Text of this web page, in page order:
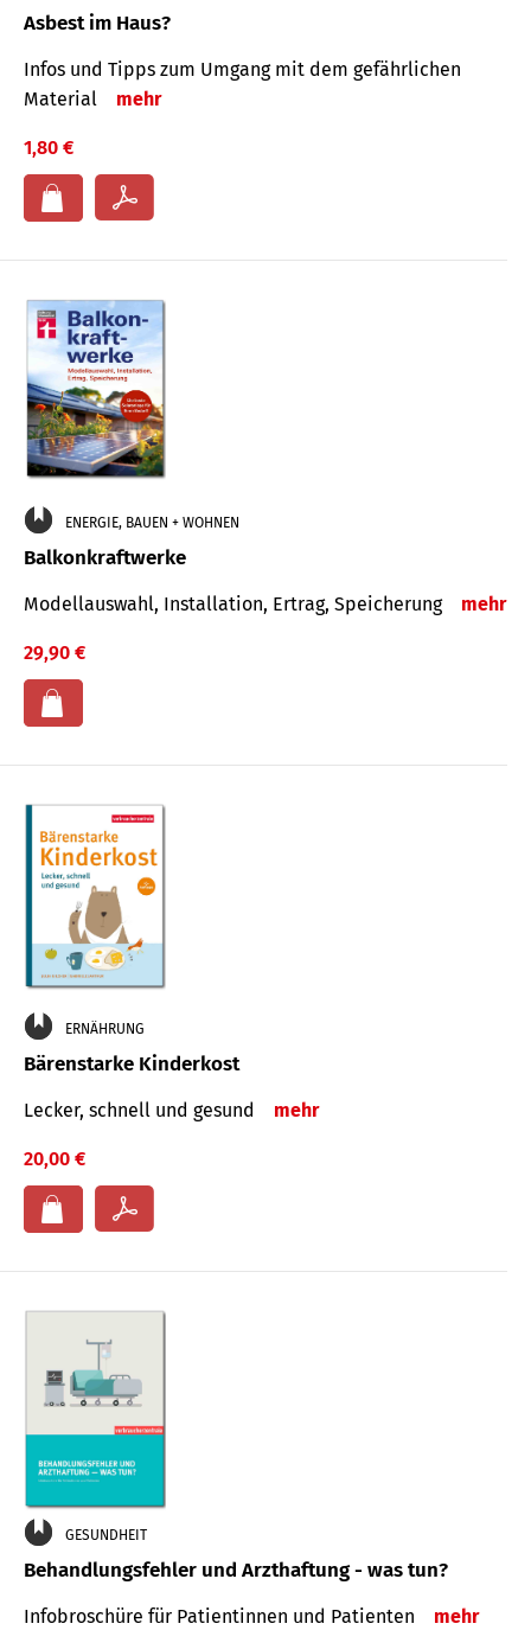
Asbest im Haus?
Infos und Tipps zum Um­gang mit dem ge­fähr­lichen
Mate­rial
mehr
1,80 €
ENERGIE, BAUEN + WOHNEN
Balkonkraftwerke
Modellauswahl, Installation, Ertrag, Speicherung mehr
29,90 €
ERNÄHRUNG
Bärenstarke Kinderkost
Lecker, schnell und gesund mehr
20,00 €
GESUNDHEIT
Behandlungsfehler und Arzthaftung - was tun?
Infobroschüre für Patientinnen und Patienten mehr